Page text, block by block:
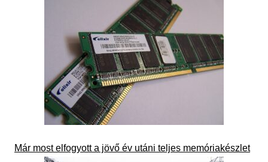
Már most elfogyott a jövő év utáni teljes memóriakészlet